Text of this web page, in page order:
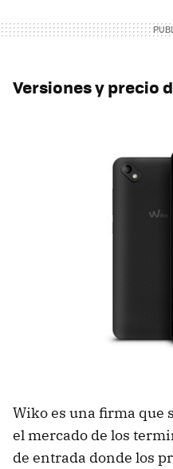
Versiones y precio
Wiko es una firma que
el mercado de los
de entrada donde los